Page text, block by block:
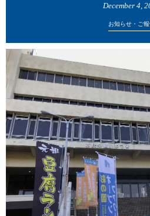
December 4
お知らせ・ご